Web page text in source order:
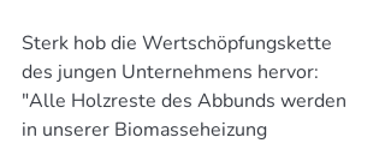
Sterk hob die Wertschöpfungskette
des jungen Unternehmens hervor:
"Alle Holzreste des Abbunds werden
in unserer Biomasseheizung